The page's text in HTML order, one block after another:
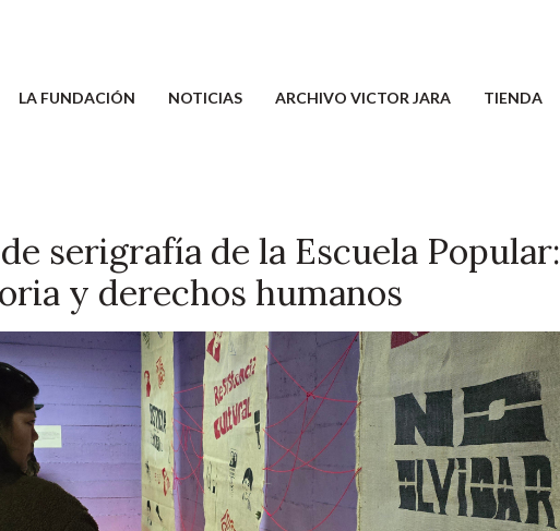
LA FUNDACIÓN NOTICIAS ARCHIVO VICTOR JARA TIENDA
serigrafía de la Escuela Popular:
y derechos humanos